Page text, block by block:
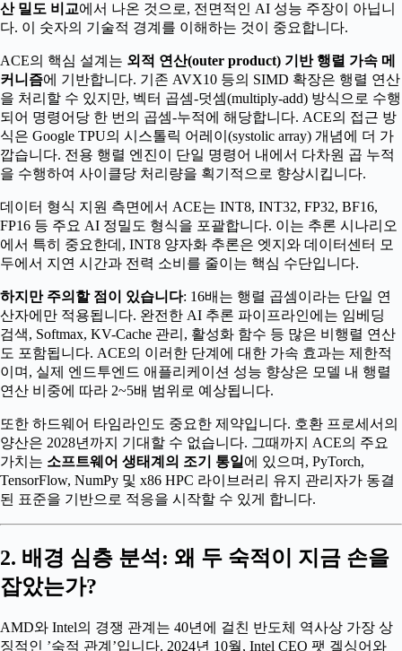
산 밀도 비교에서 나온 것으로, 전면적인 AI 성능 주장이 아닙니
다. 이 숫자의 기술적 경계를 이해하는 것이 중요합니다.
ACE의 핵심 설계는 외적 연산(outer product) 기반 행렬 가속 메
커니즘에 기반합니다. 기존 AVX10 등의 SIMD 확장은 행렬 연산
을 처리할 수 있지만, 벡터 곱셈-덧셈(multiply-add) 방식으로 수행
되어 명령어당 한 번의 곱셈-누적에 해당합니다. ACE의 접근 방
식은 Google TPU의 시스톨릭 어레이(systolic array) 개념에 더 가
깝습니다. 전용 행렬 엔진이 단일 명령어 내에서 다차원 곱 누적
을 수행하여 사이클당 처리량을 획기적으로 향상시킵니다.
데이터 형식 지원 측면에서 ACE는 INT8, INT32, FP32, BF16,
FP16 등 주요 AI 정밀도 형식을 포괄합니다. 이는 추론 시나리오
에서 특히 중요한데, INT8 양자화 추론은 엣지와 데이터센터 모
두에서 지연 시간과 전력 소비를 줄이는 핵심 수단입니다.
하지만 주의할 점이 있습니다: 16배는 행렬 곱셈이라는 단일 연
산자에만 적용됩니다. 완전한 AI 추론 파이프라인에는 임베딩
검색, Softmax, KV-Cache 관리, 활성화 함수 등 많은 비행렬 연산
도 포함됩니다. ACE의 이러한 단계에 대한 가속 효과는 제한적
이며, 실제 엔드투엔드 애플리케이션 성능 향상은 모델 내 행렬
연산 비중에 따라 2~5배 범위로 예상됩니다.
또한 하드웨어 타임라인도 중요한 제약입니다. 호환 프로세서의
양산은 2028년까지 기대할 수 없습니다. 그때까지 ACE의 주요
가치는 소프트웨어 생태계의 조기 통일 에 있으며, PyTorch,
TensorFlow, NumPy 및 x86 HPC 라이브러리 유지 관리자가 동결
된 표준을 기반으로 적응을 시작할 수 있게 합니다.
2. 배경 심층 분석: 왜 두 숙적이 지금 손을
잡았는가?
AMD와 Intel의 경쟁 관계는 40년에 걸친 반도체 역사상 가장 상
징적인 ’숙적 관계’입니다. 2024년 10월, Intel CEO 팻 겔싱어와